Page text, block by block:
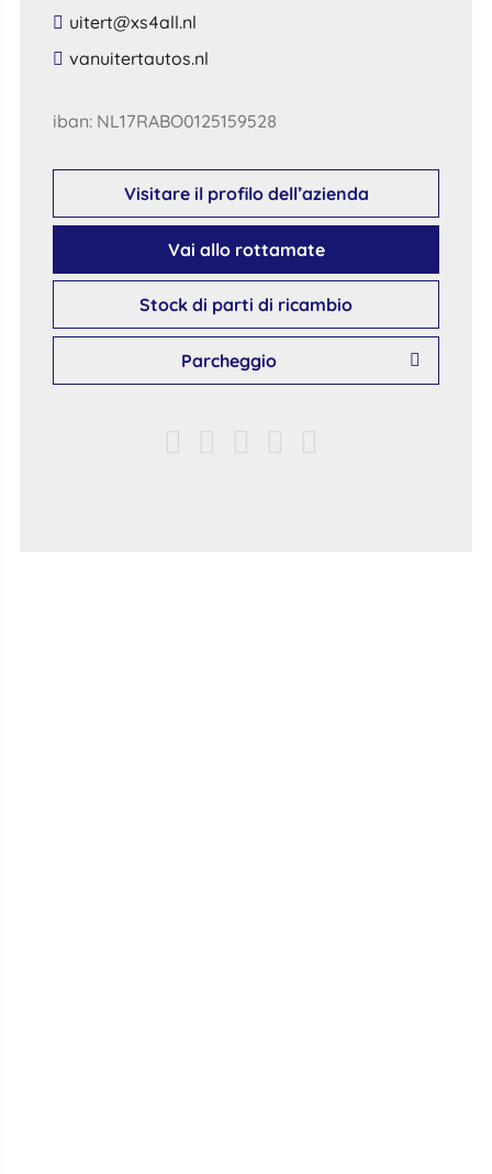
​uitert​@​xs4all​.​nl​
​vanuitertautos​.​nl​
iban: NL17RABO0125159528
Visitare il profilo dell’azienda
Vai allo rottamate
Stock di parti di ricambio
Parcheggio